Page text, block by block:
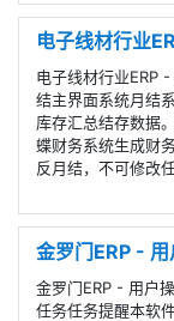
电子线材行业
电子线材行业ERP
结主界面系统月结
库存汇总结存数据
蝶财务系统生成财
反月结，不可修改
金罗门ERP -
金罗门ERP - 用户
任务任务提醒本软